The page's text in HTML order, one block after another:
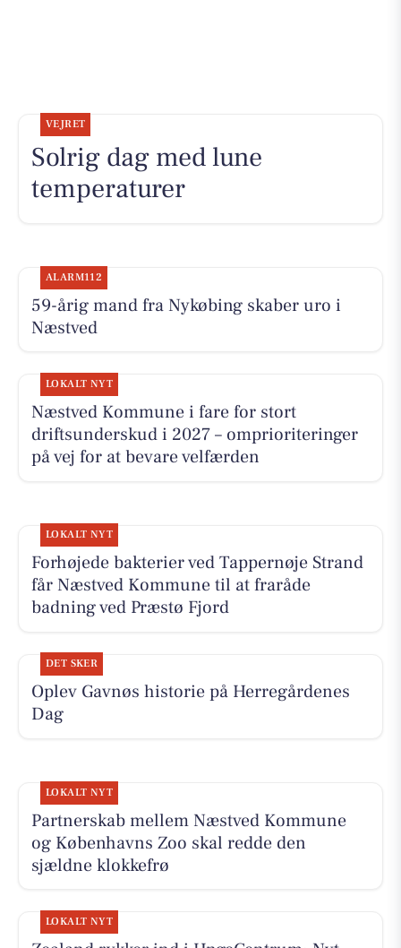
VEJRET
Solrig dag med lune
temperaturer
ALARM112
59-årig mand fra Nykøbing skaber uro i
Næstved
LOKALT NYT
Næstved Kommune i fare for stort
driftsunderskud i 2027 – omprioriteringer
på vej for at bevare velfærden
LOKALT NYT
Forhøjede bakterier ved Tappernøje Strand
får Næstved Kommune til at fraråde
badning ved Præstø Fjord
DET SKER
Oplev Gavnøs historie på Herregårdenes
Dag
LOKALT NYT
Partnerskab mellem Næstved Kommune
og Københavns Zoo skal redde den
sjældne klokkefrø
LOKALT NYT